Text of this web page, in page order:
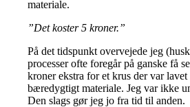
materiale.
”Det koster 5 kroner.”
På det tidspunkt overvejede jeg
processer ofte foregår på ganske få
kroner ekstra for et krus der var
bæredygtigt materiale. Jeg var ikke
Den slags gør jeg jo fra tid til anden.